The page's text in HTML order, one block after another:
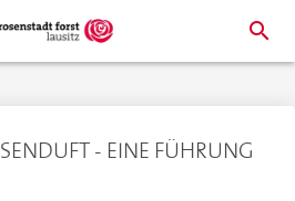
search
- EINE FÜHRUNG